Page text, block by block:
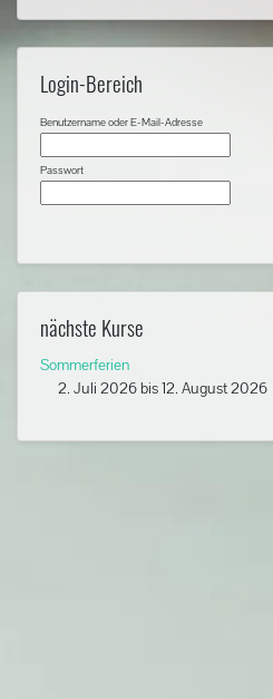
Login-Bereich
Benutzername oder E-Mail-Adresse
Passwort
nächste Kurse
Sommerferien
2. Juli 2026bis12. August 2026